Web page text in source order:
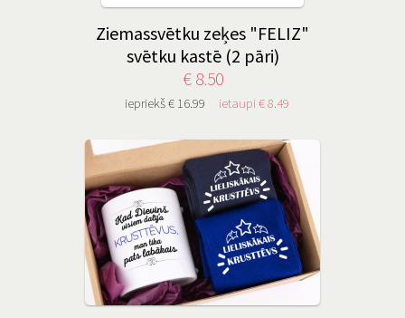
Ziemassvētku zeķes "FELIZ"
svētku kastē (2 pāri)
€ 8.50
iepriekš € 16.99 ietaupi € 8.49